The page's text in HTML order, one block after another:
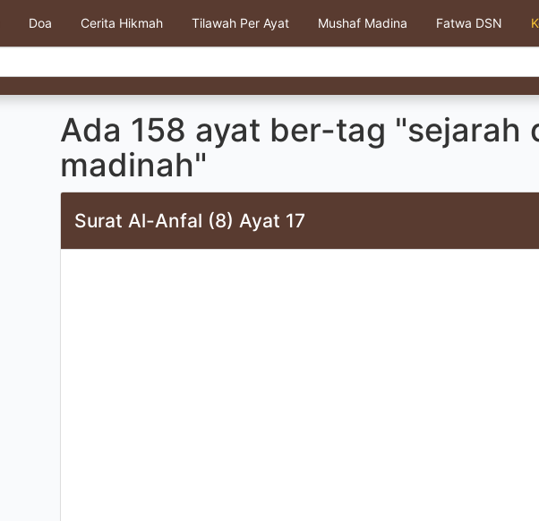
Doa Cerita Hikmah Tilawah Per Ayat Mushaf Madina Fatwa DSN
Ada 158 ayat ber-tag "sejarah
madinah"
Surat Al-Anfal (8) Ayat 17